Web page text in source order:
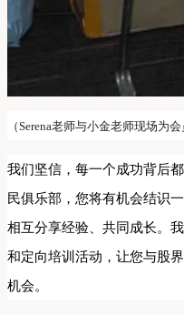
（Serena老师与小金老师现场为会
我们坚信，每一个成功背后
民俱乐部，您将有机会结识
相互分享经验、共同成长。
和定向培训活动，让您与股
机会。